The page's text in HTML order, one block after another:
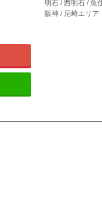
明石 / 西明石 / 魚
阪神 / 尼崎エリア